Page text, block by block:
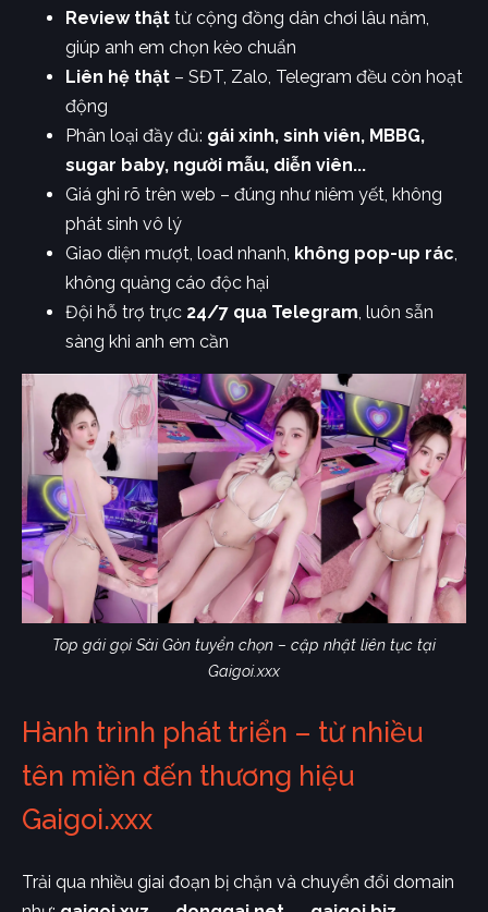
Review thật từ cộng đồng dân chơi lâu năm,
giúp anh em chọn kèo chuẩn
Liên hệ thật – SĐT, Zalo, Telegram đều còn hoạt
động
Phân loại đầy đủ: gái xinh, sinh viên, MBBG,
sugar baby, người mẫu, diễn viên...
Giá ghi rõ trên web – đúng như niêm yết, không
phát sinh vô lý
Giao diện mượt, load nhanh, không pop-up rác
không quảng cáo độc hại
Đội hỗ trợ trực 24/7 qua Telegram , luôn sẵn
sàng khi anh em cần
Top gái gọi Sài Gòn tuyển chọn – cập nhật liên tục tại
Gaigoi.xxx
Hành trình phát triển – từ nhiều
tên miền đến thương hiệu
Gaigoi.xxx
Trải qua nhiều giai đoạn bị chặn và chuyển đổi domain